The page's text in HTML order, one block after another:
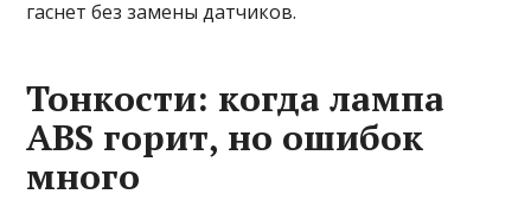
гаснет без замены датчиков.
Тонкости: когда лампа
ABS горит, но ошибок
много